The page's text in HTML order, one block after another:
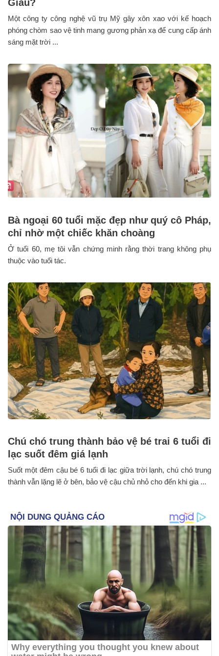
Giàu?
Một công ty công nghệ vũ trụ Mỹ gây xôn xao với kế hoạch
phóng chòm sao vệ tinh mang gương phản xạ để cung cấp ánh
sáng mặt trời ...
Bà ngoại 60 tuổi mặc đẹp như quý cô Pháp,
chỉ nhờ một chiếc khăn choàng
Ở tuổi 60, mẹ tôi vẫn chứng minh rằng thời trang không phụ
thuộc vào tuổi tác.
Chú chó trung thành bảo vệ bé trai 6 tuổi đi
lạc suốt đêm giá lạnh
Suốt một đêm cậu bé 6 tuổi đi lạc giữa trời lạnh, chú chó trung
thành vẫn lặng lẽ ở bên, bảo vệ cậu chủ nhỏ cho đến khi gia ...